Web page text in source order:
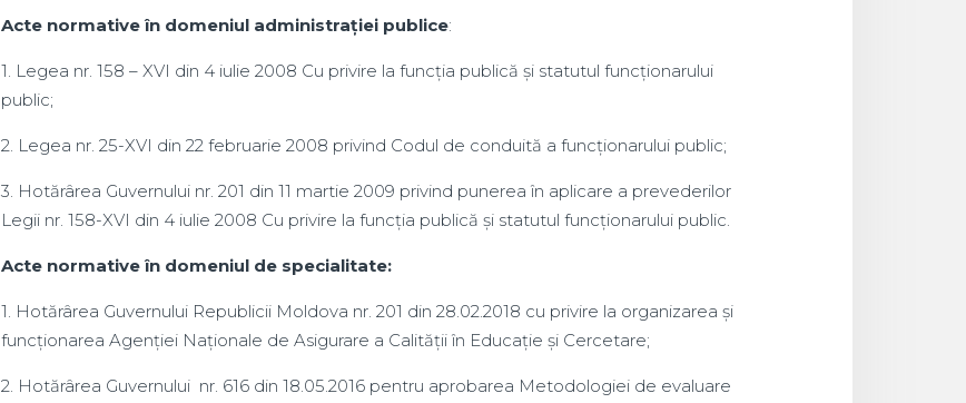
Acte normative în domeniul administrației publice:
1. Legea nr. 158 – XVI din 4 iulie 2008 Cu privire la funcția publică și statutul funcționarului
public;
2. Legea nr. 25-XVI din 22 februarie 2008 privind Codul de conduită a funcționarului public;
3. Hotărârea Guvernului nr. 201 din 11 martie 2009 privind punerea în aplicare a prevederilor
Legii nr. 158-XVI din 4 iulie 2008 Cu privire la funcția publică și statutul funcționarului public.
Acte normative în domeniul de specialitate:
1. Hotărârea Guvernului Republicii Moldova nr. 201 din 28.02.2018 cu privire la organizarea și
funcționarea Agenției Naționale de Asigurare a Calității în Educație și Cercetare;
2. Hotărârea Guvernului nr. 616 din 18.05.2016 pentru aprobarea Metodologiei de evaluare